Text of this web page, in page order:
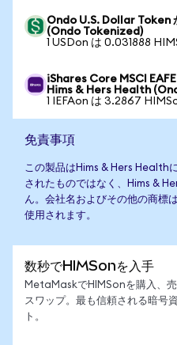
Ondo U.S. Dollar Token
(Ondo Tokenized)
1 USDon は 0.031888
iShares Core MSCI
Hims & Hers Health
1 IEFAon は 3.2867
免責事項
この製品はHims & Hers Health
されたものではなく、Hims &
ん。会社名およびその他の商標
使用されます。
数秒でHIMSonを入手
MetaMaskでHIMSonを購入、売
スワップ。最も信頼される暗号
ト。